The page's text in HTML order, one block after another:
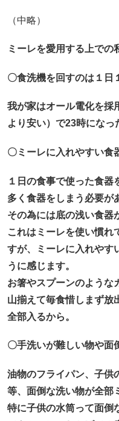
（中略）
ミーレを愛用する上での
〇食洗機を回すのは１日
我が家はオール電化を採
より安い）で23時になっ
〇ミーレに入れやすい食
１日の食事で使った食器
多く食器をしまう必要が
その為には底の浅い食器
これはミーレを使い慣れ
すが、ミーレに入れやす
うに感じます。
お箸やスプーンのような
山揃えて毎食惜しまず放
全部入るから。
〇手洗いが難しい物や面
油物のフライパン、子供
等、面倒な洗い物が全部
特に子供の水筒って面倒